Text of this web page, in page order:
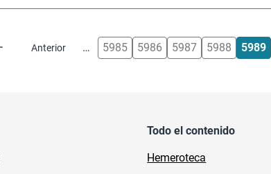
Anterior
Página anterior … 5985 5986 5987 5988 5989
Todo el contenido
Hemeroteca